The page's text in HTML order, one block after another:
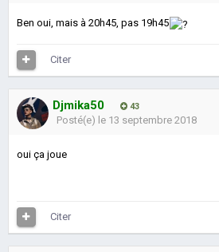
Ben oui, mais à 20h45, pas 19h45
Citer
Djmika50 43
Posté(e) le 13 septembre 2018
oui ça joue
Citer